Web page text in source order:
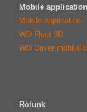
Mobile application
Mobile application
WD Fleet 3D
WD Driver
Rólunk